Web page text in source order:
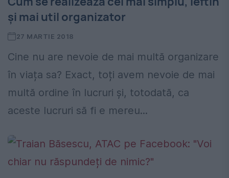
și mai util organizator
27 MARTIE 2018
Cine nu are nevoie de mai multă organizare
în viața sa? Exact, toți avem nevoie de mai
multă ordine în lucruri și, totodată, ca
aceste lucruri să fi e mereu...